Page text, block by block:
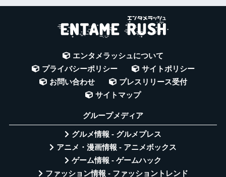
エンタメラッシュについて
プライバシーポリシー
サイトポリシー
お問い合わせ
プレスリリース受付
サイトマップ
グループメディア
グルメ情報 - グルメプレス
アニメ・漫画情報 - アニメボックス
ゲーム情報 - ゲームハック
ファッション情報 - ファッショントレンド